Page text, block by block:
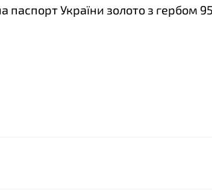
паспорт України золото з гербом